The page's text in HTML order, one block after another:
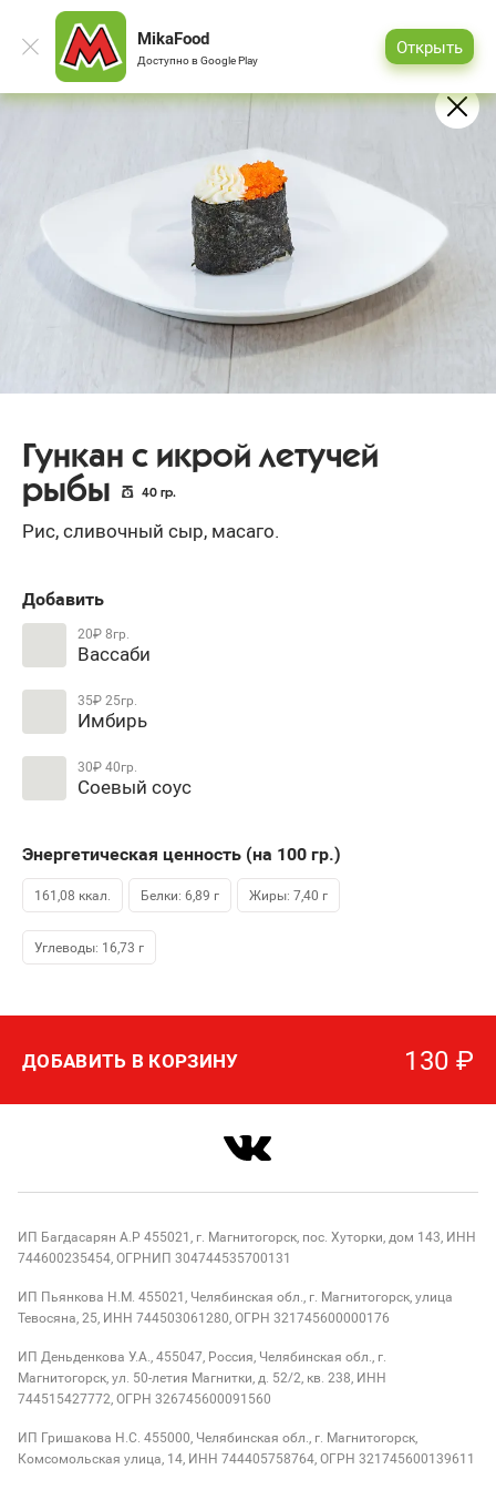
MikaFood
Доступно вGoogle Play
Открыть
Гункан с икрой летучей
рыбы
40 гр.
Рис, сливочный сыр, масаго.
Добавить
20₽8гр.
Вассаби
35₽25гр.
Имбирь
30₽40гр.
Соевый соус
Энергетическая ценность (на 100гр.)
161,08 ккал. Белки: 6,89 г Жиры: 7,40 г
Углеводы: 16,73 г
ДОБАВИТЬ В КОРЗИНУ 130 ₽
ИП Багдасарян А.Р 455021, г. Магнитогорск, пос. Хуторки, дом 143, ИНН
744600235454, ОГРНИП 304744535700131
ИП Пьянкова Н.М. 455021, Челябинская обл., г. Магнитогорск, улица
Тевосяна, 25, ИНН 744503061280, ОГРН 321745600000176
ИП Деньденкова У.А., 455047, Россия, Челябинская обл., г.
Магнитогорск, ул. 50-летия Магнитки, д. 52/2, кв. 238, ИНН
744515427772, ОГРН 326745600091560
ИП Гришакова Н.С. 455000, Челябинская обл., г. Магнитогорск,
Комсомольская улица, 14, ИНН 744405758764, ОГРН 321745600139611